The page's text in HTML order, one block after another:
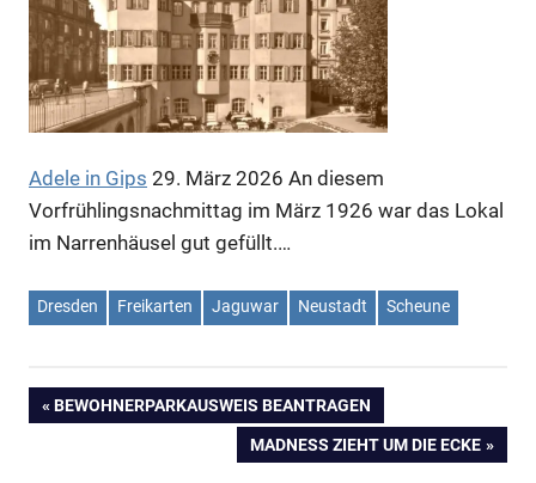
Anzeige
Anzeige
Anzeige
Adele in Gips 29. März 2026 An diesem
Vorfrühlingsnachmittag im März 1926 war das Lokal
im Narrenhäusel gut gefüllt.…
Dresden Freikarten Jaguwar Neustadt Scheune
Beitragsnavigation
VORHERIGER
BEWOHNERPARKAUSWEIS BEANTRAGEN
NÄCHSTER
MADNESS ZIEHT UM DIE ECKE